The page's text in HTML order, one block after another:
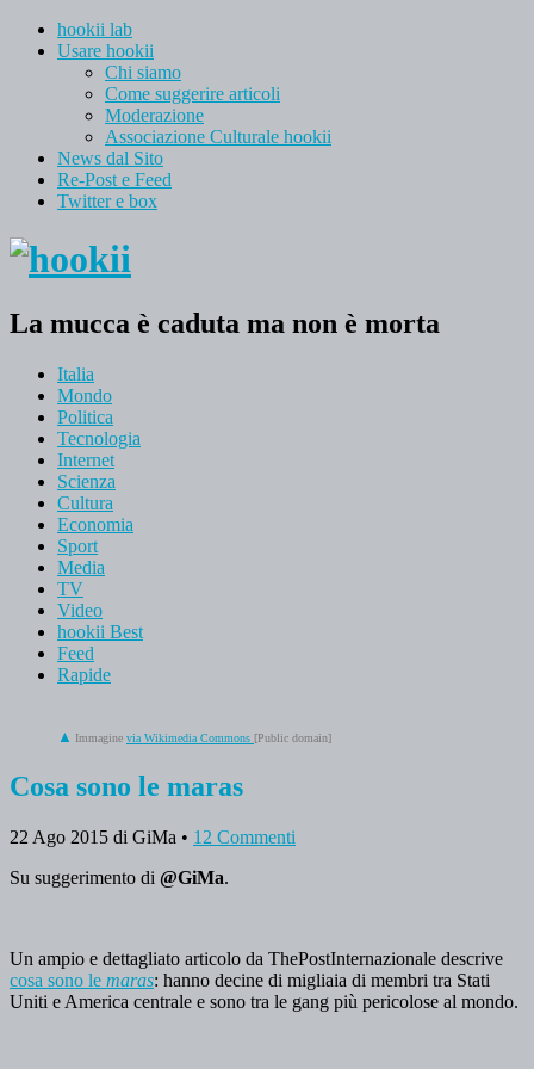
hookii lab
Usare hookii
Chi siamo
Come suggerire articoli
Moderazione
Associazione Culturale hookii
News dal Sito
Re-Post e Feed
Twitter e box
La mucca è caduta ma non è morta
Italia
Mondo
Politica
Tecnologia
Internet
Scienza
Cultura
Economia
Sport
Media
TV
Video
hookii Best
Feed
Rapide
Immagine via Wikimedia Commons [Public domain]
Cosa sono le maras
22 Ago 2015 di GiMa • 12 Commenti
Su suggerimento di @GiMa.
Un ampio e dettagliato articolo da ThePostInternazionale descrive
cosa sono le maras: hanno decine di migliaia di membri tra Stati
Uniti e America centrale e sono tra le gang più pericolose al mondo.